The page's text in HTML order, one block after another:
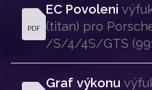
PDF
EC Povoleni
(titan) pro
/S/4/4S/GTS
Graf výkonu